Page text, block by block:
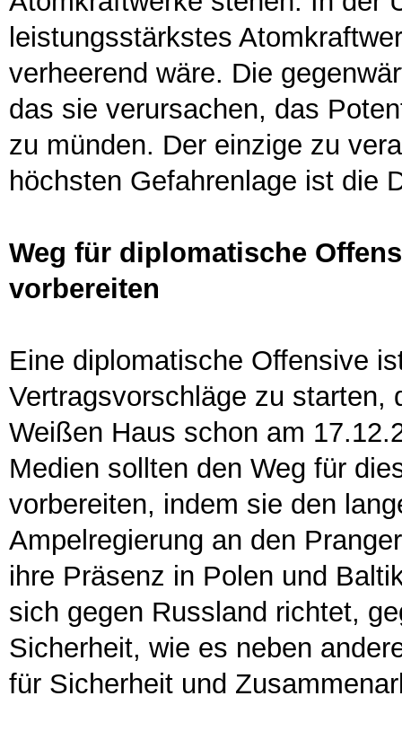
leistungsstärkstes
verheerend wäre. Die
das sie verursachen, das
zu münden. Der einzige zu
höchsten Gefahrenlage ist die
Weg für diplomatische
vorbereiten
Eine diplomatische Offensive
Vertragsvorschläge zu starten,
Weißen Haus schon am
Medien sollten den Weg für
vorbereiten, indem sie den
Ampelregierung an den
ihre Präsenz in Polen und
sich gegen Russland richtet,
Sicherheit, wie es neben
für Sicherheit und